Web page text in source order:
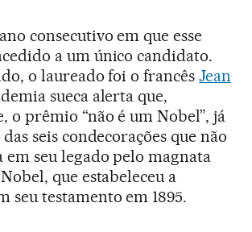
consecutivo em que esse
a um único candidato.
o laureado foi o francêsJean
sueca alerta que,
o prêmio “não é um Nobel”, já
seis condecorações que não
em seu legado pelo magnata
que estabeleceu a
seu testamento em 1895.